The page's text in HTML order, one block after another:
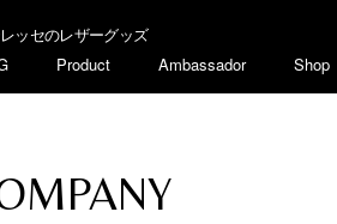
ッセのレザーグッズ
Product Ambassador Shop